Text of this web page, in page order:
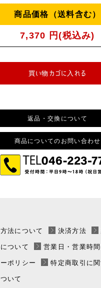
商品価格（送料含む）
7,370 円(税込み)
買い物カゴに入れる
返品・交換について
商品についてのお問い合わせ
法について 決済方法
ついて 営業日・営業時
ポリシー 特定商取引に
いて